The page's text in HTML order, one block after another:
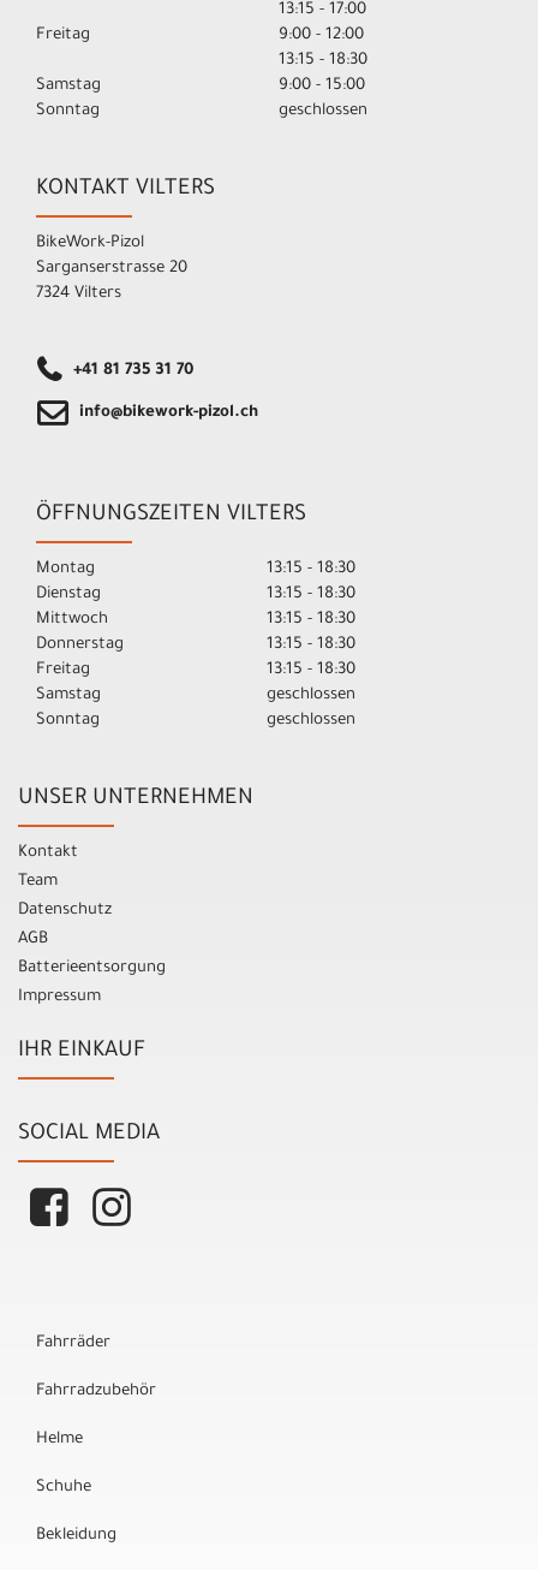
13:15 - 17:00
Freitag
9:00 - 12:00
13:15 - 18:30
Samstag
9:00 - 15:00
Sonntag
geschlossen
KONTAKT VILTERS
BikeWork-Pizol
Sarganserstrasse 20
7324 Vilters
+41 81 735 31 70
info@bikework-pizol.ch
ÖFFNUNGSZEITEN VILTERS
Montag
13:15 - 18:30
Dienstag
13:15 - 18:30
Mittwoch
13:15 - 18:30
Donnerstag
13:15 - 18:30
Freitag
13:15 - 18:30
Samstag
geschlossen
Sonntag
geschlossen
UNSER UNTERNEHMEN
Kontakt
Team
Datenschutz
AGB
Batterieentsorgung
Impressum
IHR EINKAUF
SOCIAL MEDIA
Fahrräder
Fahrradzubehör
Helme
Schuhe
Bekleidung